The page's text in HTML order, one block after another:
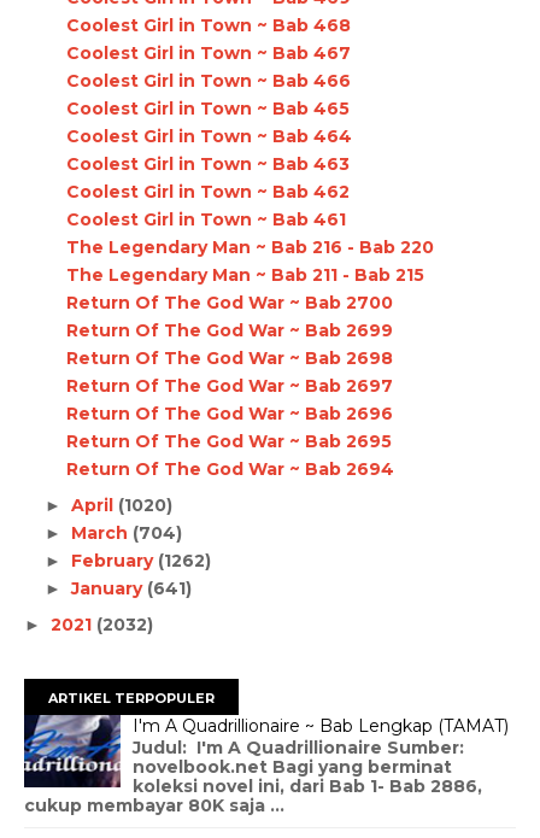
Coolest Girl in Town ~ Bab 468
Coolest Girl in Town ~ Bab 467
Coolest Girl in Town ~ Bab 466
Coolest Girl in Town ~ Bab 465
Coolest Girl in Town ~ Bab 464
Coolest Girl in Town ~ Bab 463
Coolest Girl in Town ~ Bab 462
Coolest Girl in Town ~ Bab 461
The Legendary Man ~ Bab 216 - Bab 220
The Legendary Man ~ Bab 211 - Bab 215
Return Of The God War ~ Bab 2700
Return Of The God War ~ Bab 2699
Return Of The God War ~ Bab 2698
Return Of The God War ~ Bab 2697
Return Of The God War ~ Bab 2696
Return Of The God War ~ Bab 2695
Return Of The God War ~ Bab 2694
► April (1020)
► March (704)
► February (1262)
►January (641)
► 2021 (2032)
ARTIKEL TERPOPULER
I'm A Quadrillionaire ~ Bab Lengkap (TAMAT)
Judul: I'm A Quadrillionaire Sumber:
novelbook.net Bagi yang berminat
koleksi novel ini, dari Bab 1- Bab 2886,
cukup membayar 80K saja ...